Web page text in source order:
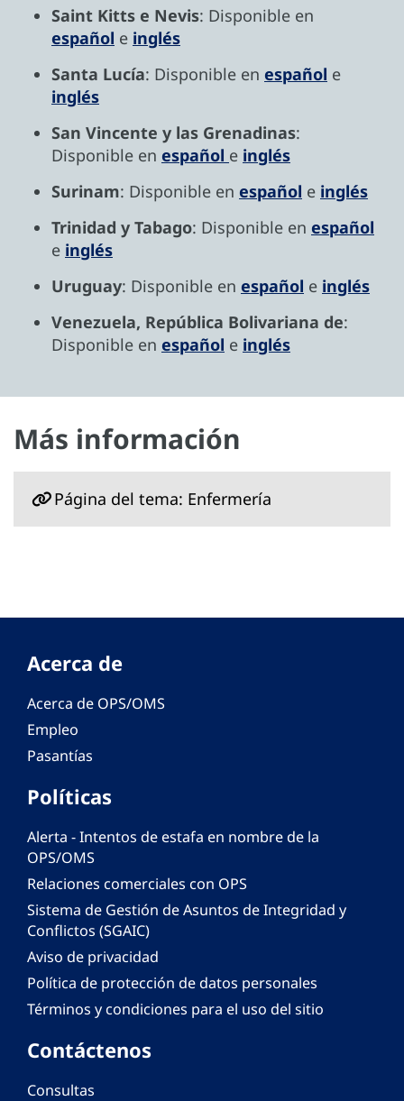
Saint Kitts e Nevis: Disponible en
español e inglés
Santa Lucía: Disponible en español e
inglés
San Vincente y las Grenadinas:
Disponible en español e inglés
Surinam: Disponible en español e inglés
Trinidad y Tabago: Disponible en español
e inglés
Uruguay: Disponible en español e inglés
Venezuela, República Bolivariana de:
Disponible en español e inglés
Más información
Página del tema: Enfermería
Acerca de
Acerca de OPS/OMS
Empleo
Pasantías
Políticas
Alerta - Intentos de estafa en nombre de la
OPS/OMS
Relaciones comerciales con OPS
Sistema de Gestión de Asuntos de Integridad y
Conflictos (SGAIC)
Aviso de privacidad
Política de protección de datos personales
Términos y condiciones para el uso del sitio
Contáctenos
Consultas